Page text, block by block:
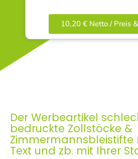
10,20 € Netto / Preis
Der Werbeartikel
bedruckte Zollstöcke &
Zimmermannsbleistifte
Text und zb. mit Ihrer